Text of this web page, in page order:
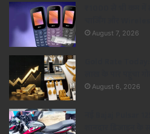
August 7, 2026
August 6, 2026